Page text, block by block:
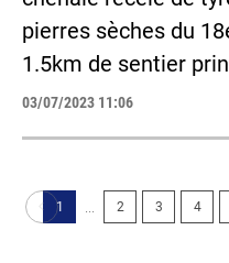
pierres sèches du
1.5km de sentier
03/07/2023 11:06
1 2 3 4